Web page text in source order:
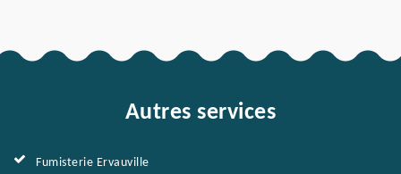
Autres services
Fumisterie Ervauville